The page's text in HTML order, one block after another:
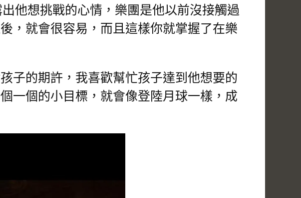
他想挑戰的心情，樂團是他以前沒接觸過
，就會很容易，而且這樣你就掌握了在樂
的期許，我喜歡幫忙孩子達到他想要的
一個的小目標，就會像登陸月球一樣，成